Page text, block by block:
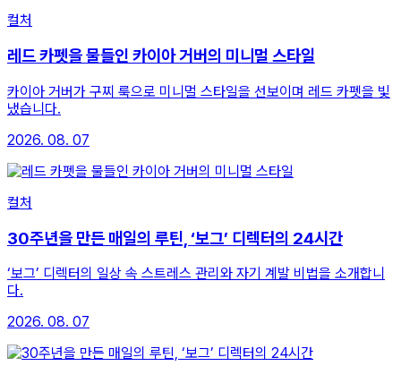
컬처
레드 카펫을 물들인 카이아 거버의 미니멀 스타일
카이아 거버가 구찌 룩으로 미니멀 스타일을 선보이며 레드 카펫을 빛
냈습니다.
2026. 08. 07
컬처
30주년을 만든 매일의 루틴, ‘보그’ 디렉터의 24시간
‘보그’ 디렉터의 일상 속 스트레스 관리와 자기 계발 비법을 소개합니
다.
2026. 08. 07